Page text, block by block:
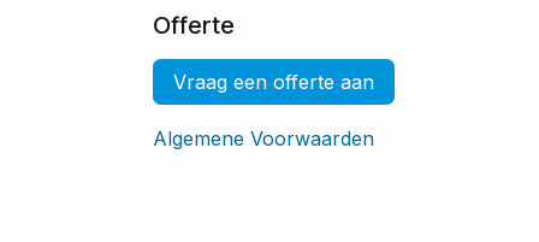
Offerte
Vraag een offerte aan
Algemene Voorwaarden